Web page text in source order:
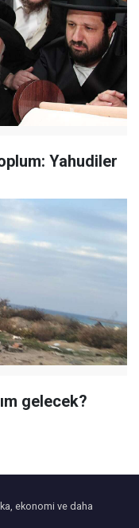
Yahudiler
gelecek?
ekonomi ve daha